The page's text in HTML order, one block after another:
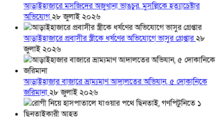
আড়াইহাজারে মস‌জি‌দের অজুখানা ভাঙচুর, মুসল্লিকে হত্যাচেষ্টার
অভিযোগ২৮ জুলাই ২০২৬
আড়াইহাজারে প্রবাসীর স্ত্রীকে ধর্ষণের অভিযোগে ভাসুর গ্রেপ্তার২৮
জুলাই ২০২৬
আড়াইহাজার বাজারে ভ্রাম্যমাণ আদালতের অভিযান, ৫ দোকানিকে
জরিমানা২৮ জুলাই ২০২৬